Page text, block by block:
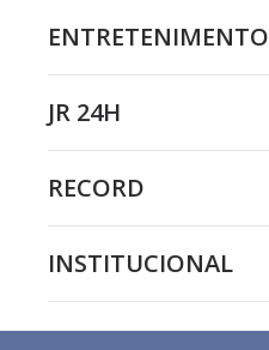
ENTRETENIMENTO
JR 24H
RECORD
INSTITUCIONAL